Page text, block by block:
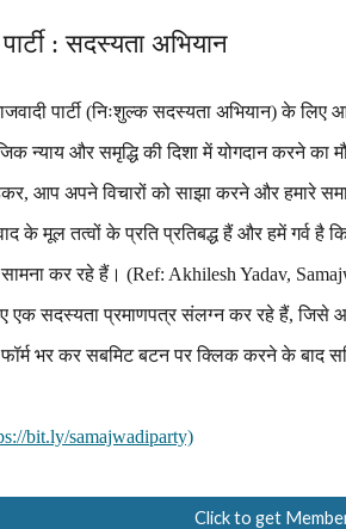
: सदस्यता अभियान
पार्टी (निःशुल्क सदस्यता अभियान) के लिए
न्याय और समृद्धि की दिशा में योगदान करने का
आप अपने विचारों को साझा करने और हमारे
के मूल तत्वों के प्रति प्रतिबद्ध हैं और हमें गर्व है
सामना कर रहे हैं। (Ref: Akhilesh Yadav,
एक सदस्यता प्रमाणपत्र संलग्न कर रहे हैं, जिसे
भर कर सबमिट बटन पर क्लिक करने के बाद
bit.ly/samajwadiparty)
Click to get